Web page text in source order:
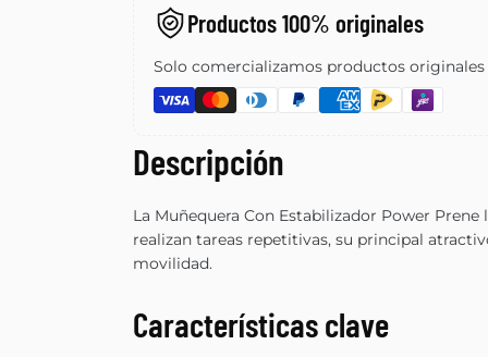
Productos 100% originales
Solo comercializamos productos
Descripción
La Muñequera Con Estabilizador Power
realizan tareas repetitivas, su principal
movilidad.
Características clave